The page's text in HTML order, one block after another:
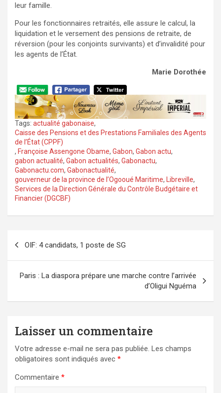
leur famille.
Pour les fonctionnaires retraités, elle assure le calcul, la
liquidation et le versement des pensions de retraite, de
réversion (pour les conjoints survivants) et d’invalidité pour
les agents de l’État.
Marie Dorothée
Tags: actualité gabonaise,
Caisse des Pensions et des Prestations Familiales des Agents
de l’État (CPPF)
, Françoise Assengone Obame, Gabon, Gabon actu,
gabon actualité, Gabon actualités, Gabonactu,
Gabonactu.com, Gabonactualité,
gouverneur de la province de l’Ogooué Maritime, Libreville,
Services de la Direction Générale du Contrôle Budgétaire et
Financier (DGCBF)
de
l’article
OIF: 4 candidats, 1 poste de SG
Paris : La diaspora prépare une marche contre l’arrivée
d’Oligui Nguéma
Laisser un commentaire
Votre adresse e-mail ne sera pas publiée. Les champs
obligatoires sont indiqués avec *
Commentaire *